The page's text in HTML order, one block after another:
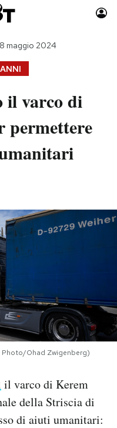
Moda
Consumismi
Storie/Idee
Altrecose
Mondiali calcio 2026
maggio 2024
il varco di
permettere
Photo/Ohad Zwigenberg)
il varco di Kerem
della Striscia di
di aiuti umanitari: